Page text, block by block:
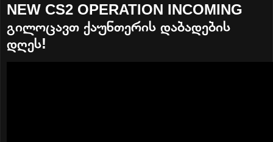
NEW CS2 OPERATION INCOMING
გილოცავთ ქაუნთერის დაბადების
დღეს!